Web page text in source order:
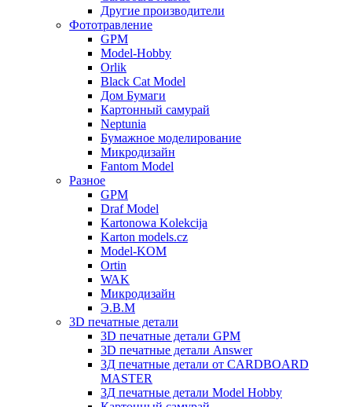
Другие производители
Фототравление
GPM
Model-Hobby
Orlik
Black Cat Model
Дом Бумаги
Картонный самурай
Neptunia
Бумажное моделирование
Микродизайн
Fantom Model
Разное
GPM
Draf Model
Kartonowa Kolekcija
Karton models.cz
Model-KOM
Ortin
WAK
Микродизайн
Э.В.М
3D печатные детали
3D печатные детали GPM
3D печатные детали Answer
3Д печатные детали от CARDBOARD
MASTER
3Д печатные детали Model Hobby